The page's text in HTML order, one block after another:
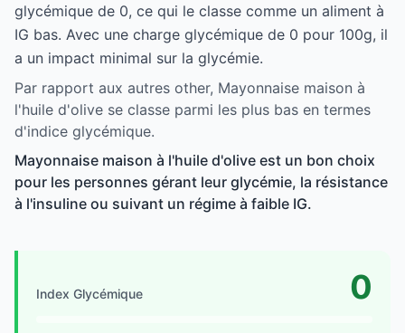
glycémique de 0, ce qui le classe comme un aliment à
IG bas. Avec une charge glycémique de 0 pour 100g, il
a un impact minimal sur la glycémie.
Par rapport aux autres other, Mayonnaise maison à
l'huile d'olive se classe parmi les plus bas en termes
d'indice glycémique.
Mayonnaise maison à l'huile d'olive est un bon choix
pour les personnes gérant leur glycémie, la résistance
à l'insuline ou suivant un régime à faible IG.
Index Glycémique 0